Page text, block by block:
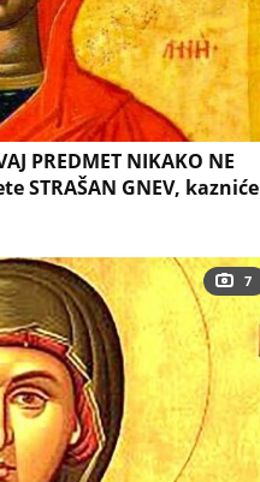
PREDMET NIKAKO NE
STRAŠAN GNEV, kazniće
7